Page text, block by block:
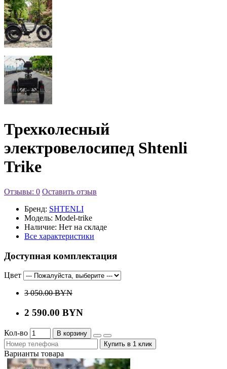
Трехколесный
электровелосипед Shtenli
Trike
Отзывы: 0 Оставить отзыв
Бренд: SHTENLI
Модель: Model-trike
Наличие: Нет на складе
Все характеристики
Доступная комплектация
Цвет
3 050.00 BYN
2 590.00 BYN
Кол-во
В корзину
Купить в 1 клик
Варианты товара